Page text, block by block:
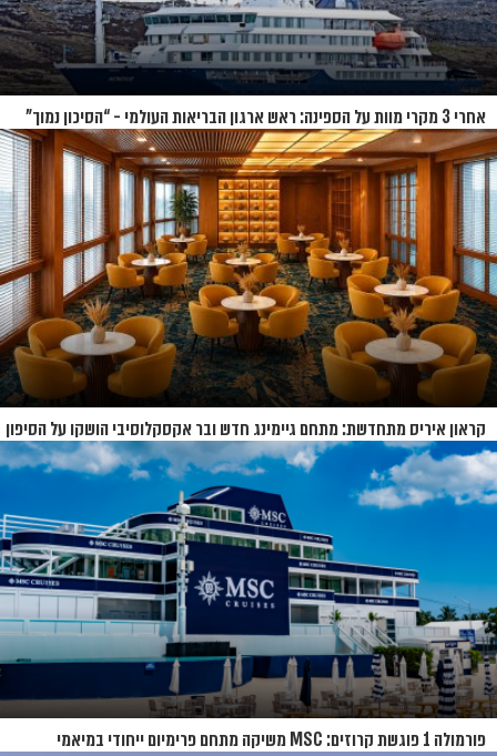
אחרי 3 מקרי מוות על הספינה: ראש ארגון הבריאות העולמי - “הסיכון נמוך”
קראון איריס מתחדשת: מתחם גיימינג חדש ובר אקסקלוסיבי הושקו על הסיפון
פורמולה 1 פוגשת קרוזים: MSC משיקה מתחם פרימיום ייחודי במיאמי